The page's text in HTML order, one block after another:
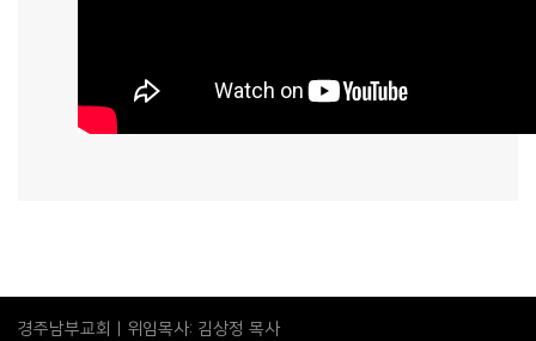
경주남부교회 | 위임목사: 김상정 목사